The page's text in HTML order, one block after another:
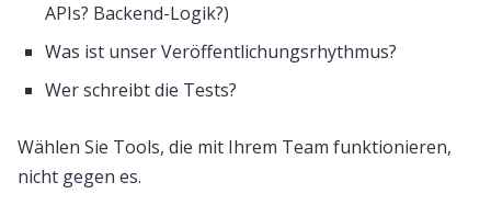
APIs? Backend-Logik?)
Was ist unser Veröffentlichungsrhythmus?
Wer schreibt die Tests?
Wählen Sie Tools, die mit Ihrem Team funktionieren,
nicht gegen es.